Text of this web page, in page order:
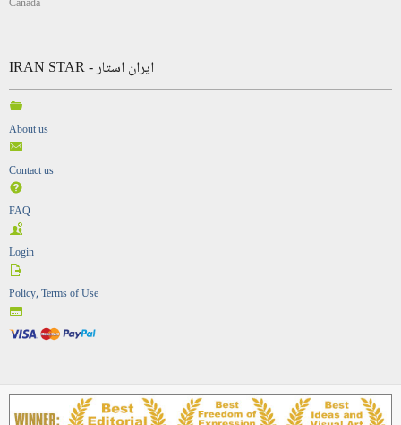
Canada
IRAN STAR - ایران استار
About us
Contact us
FAQ
Login
Policy, Terms of Use